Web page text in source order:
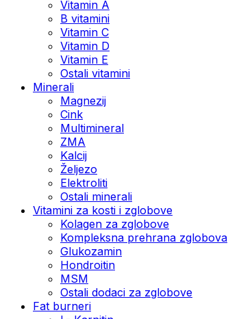
Vitamin A
B vitamini
Vitamin C
Vitamin D
Vitamin E
Ostali vitamini
Minerali
Magnezij
Cink
Multimineral
ZMA
Kalcij
Željezo
Elektroliti
Ostali minerali
Vitamini za kosti i zglobove
Kolagen za zglobove
Kompleksna prehrana zglobova
Glukozamin
Hondroitin
MSM
Ostali dodaci za zglobove
Fat burneri